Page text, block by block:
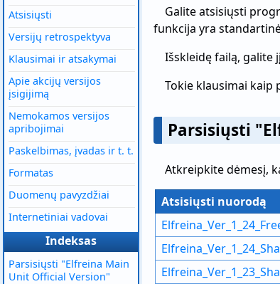
Galite atsisiųsti
funkcija yra
Išskleidę failą, galite
Tokie klausimai kaip
Parsisiųsti
Atkreipkite dėmesį,
Atsisiųsti nuorodą
Atsisiųsti
Versijų retrospektyva
Klausimai ir atsakymai
Apie akcijų versijos
įsigijimą
Nemokamos versijos
apribojimai
Paskelbimas, įvadas ir t. t.
Formatas
Duomenų pavyzdžiai
Internetiniai vadovai
Indeksas
Parsisiųsti "Elfreina Main
Unit Official Version"